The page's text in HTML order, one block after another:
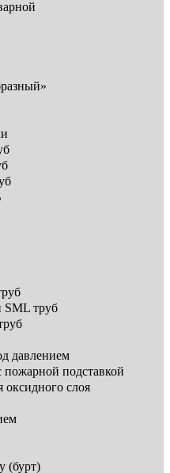
труб
давлением
подставкой
оксидного слоя
(бурт)